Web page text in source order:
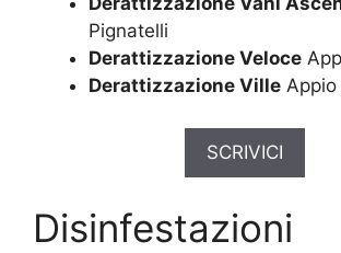
Pignatelli
Derattizzazione Veloce
Derattizzazione Ville Appio
SCRIVICI
Disinfestazioni